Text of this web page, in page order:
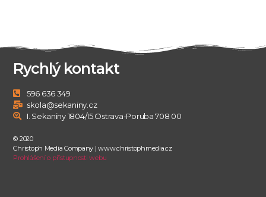
Rychlý kontakt
596 636 349
skola@sekaniny.cz
I. Sekaniny 1804/15 Ostrava-Poruba 708 00
© 2020
Christoph Media Company | www.christophmedia.cz
Prohlášení o přístupnosti webu